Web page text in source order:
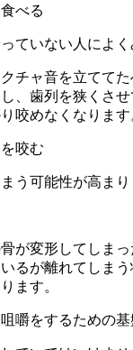
べる
ていない人によく
チャ音を立てて
、歯列を狭くさ
咬めなくなります
咬む
う可能性が高まり
が変形してしま
るが離れてしま
ます。
嚼をするための基